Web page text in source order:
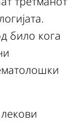
било кога